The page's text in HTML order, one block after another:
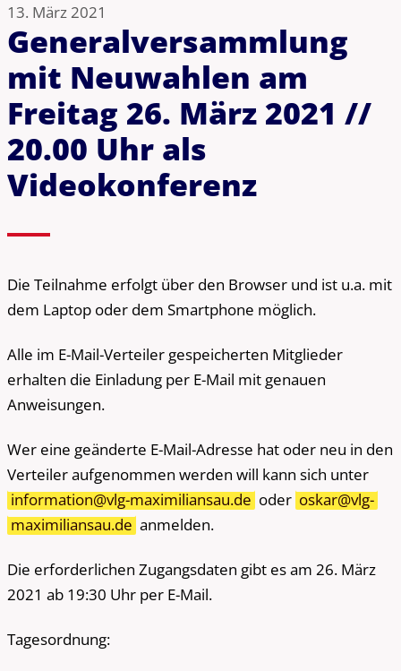
13. März 2021
Generalversammlung
mit Neuwahlen am
Freitag 26. März 2021 //
20.00 Uhr als
Videokonferenz
Die Teilnahme erfolgt über den Browser und ist u.a. mit
dem Laptop oder dem Smartphone möglich.
Alle im E-Mail-Verteiler gespeicherten Mitglieder
erhalten die Einladung per E-Mail mit genauen
Anweisungen.
Wer eine geänderte E-Mail-Adresse hat oder neu in den
Verteiler aufgenommen werden will kann sich unter
information@vlg-maximiliansau.de oder oskar@vlg-
maximiliansau.de anmelden.
Die erforderlichen Zugangsdaten gibt es am 26. März
2021 ab 19:30 Uhr per E-Mail.
Tagesordnung: